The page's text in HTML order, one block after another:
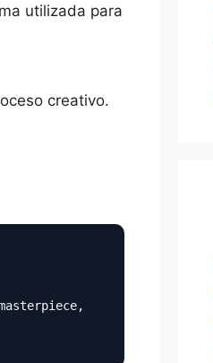
utilizada para
creativo.